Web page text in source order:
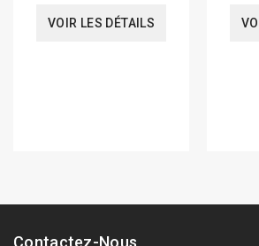
VOIR LES DÉTAILS
Contactez-Nous